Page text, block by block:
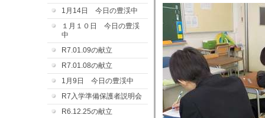
1月14日 今日の豊渓中
１月１０日 今日の豊渓
中
R7.01.09の献立
R7.01.08の献立
1月9日 今日の豊渓中
R7入学準備保護者説明会
R6.12.25の献立